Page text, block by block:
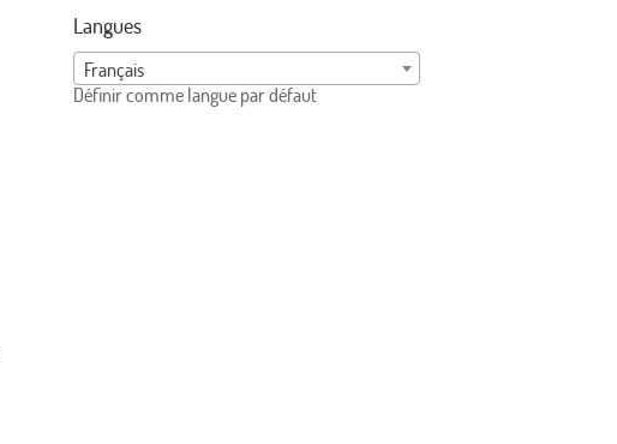
Langues
Français
Définir comme langue par défaut